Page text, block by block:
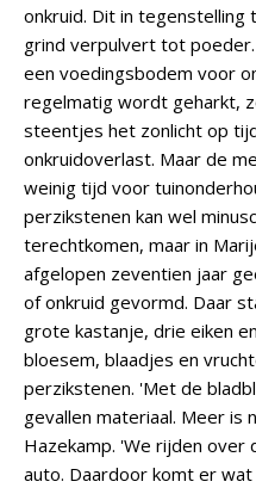
onkruid. Dit in
grind verpulvert tot
een voedingsbodem voor
regelmatig wordt geharkt,
steentjes het zonlicht op
onkruidoverlast. Maar de
weinig tijd voor
perzikstenen kan wel
terechtkomen, maar in
afgelopen zeventien jaar
of onkruid gevormd. Daar
grote kastanje, drie eiken
bloesem, blaadjes en
perzikstenen. 'Met de
gevallen materiaal. Meer is
Hazekamp. 'We rijden
auto. Daardoor komt er